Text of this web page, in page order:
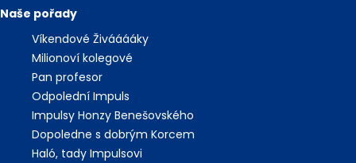
Naše pořady
Víkendové Živááááky
Milionoví kolegové
Pan profesor
Odpolední Impuls
Impulsy Honzy Benešovského
Dopoledne s dobrým Korcem
Haló, tady Impulsovi